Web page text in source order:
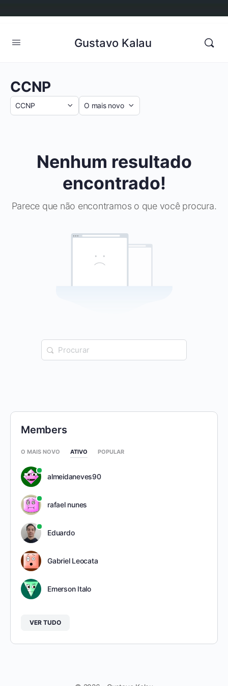
Gustavo Kalau
CCNP
Categoria
Sort
Nenhum resultado
encontrado!
Parece que não encontramos o que você procura.
Procurar:
Members
O MAIS NOVO ATIVO POPULAR
almeidaneves90
rafael nunes
Eduardo
Gabriel Leocata
Emerson Italo
VER TUDO